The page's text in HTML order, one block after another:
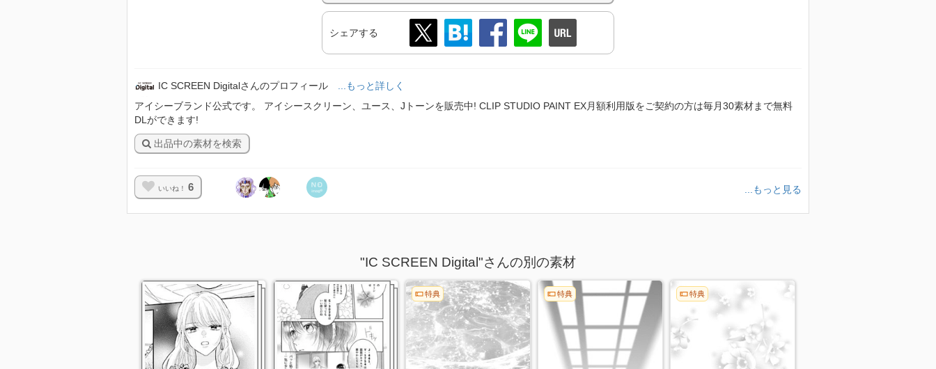
シェアする
IC SCREEN Digitalさんのプロフィール
...もっと詳しく
アイシーブランド公式です。 アイシースクリーン、ユース、Jトーンを販売中! CLIP STUDIO PAINT EX月額利用版をご契約の方は毎月30素材まで無料
DLができます!
出品中の素材を検索
いいね！ 6 ...もっと見る
"IC SCREEN Digital"さんの別の素材
特典 特典 特典